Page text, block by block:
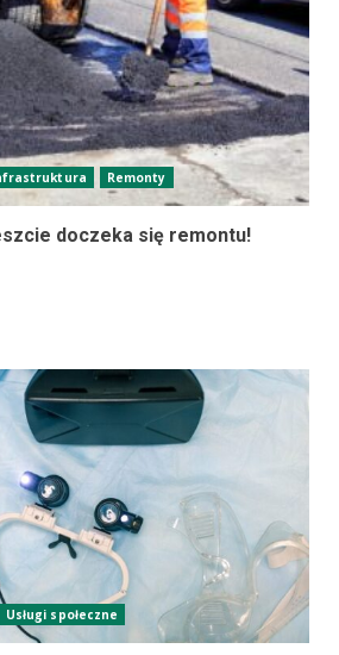
Remonty
doczeka się remontu!
Usługi społeczne